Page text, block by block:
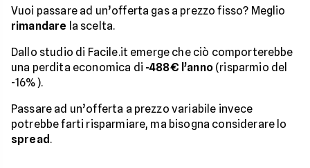
Vuoi passare ad un’offerta gas a prezzo fisso? Meglio
rimandare la scelta.
Dallo studio di Facile.it emerge che ciò comporterebbe
una perdita economica di -488€ l’anno(risparmio del
-16%).
Passare ad un’offerta a prezzo variabile invece
potrebbe farti risparmiare, ma bisogna considerare lo
spread .